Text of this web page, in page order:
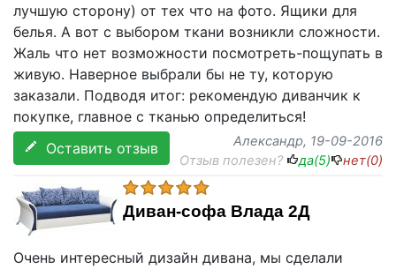
лучшую сторону) от тех что на фото. Ящики для
белья. А вот с выбором ткани возникли сложности.
Жаль что нет возможности посмотреть-пощупать в
живую. Наверное выбрали бы не ту, которую
заказали. Подводя итог: рекомендую диванчик к
покупке, главное с тканью определиться!
Оставить отзыв
Александр, 19-09-2016
Отзыв полезен?
да(5) нет(0)
Диван-софа Влада 2Д
Очень интересный дизайн дивана, мы сделали